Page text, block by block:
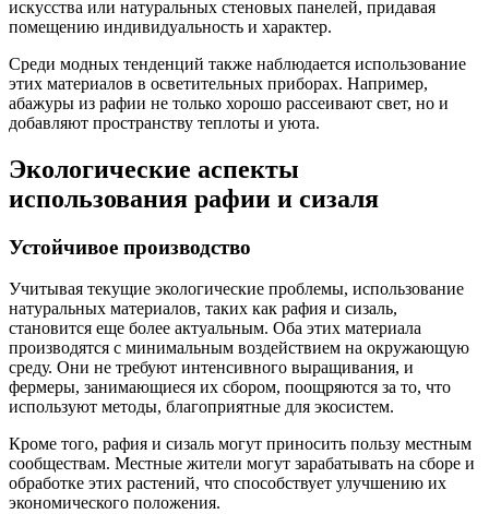
искусства или натуральных стеновых панелей, придавая
помещению индивидуальность и характер.
Среди модных тенденций также наблюдается использование
этих материалов в осветительных приборах. Например,
абажуры из рафии не только хорошо рассеивают свет, но и
добавляют пространству теплоты и уюта.
Экологические аспекты
использования рафии и сизаля
Устойчивое производство
Учитывая текущие экологические проблемы, использование
натуральных материалов, таких как рафия и сизаль,
становится еще более актуальным. Оба этих материала
производятся с минимальным воздействием на окружающую
среду. Они не требуют интенсивного выращивания, и
фермеры, занимающиеся их сбором, поощряются за то, что
используют методы, благоприятные для экосистем.
Кроме того, рафия и сизаль могут приносить пользу местным
сообществам. Местные жители могут зарабатывать на сборе и
обработке этих растений, что способствует улучшению их
экономического положения.